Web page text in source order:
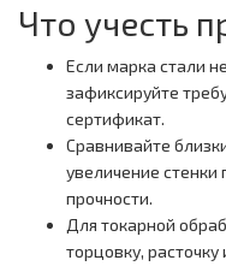
Что учесть
Если марка стали
зафиксируйте
сертификат.
Сравнивайте
увеличение стенки
прочности.
Для токарной
торцовку,